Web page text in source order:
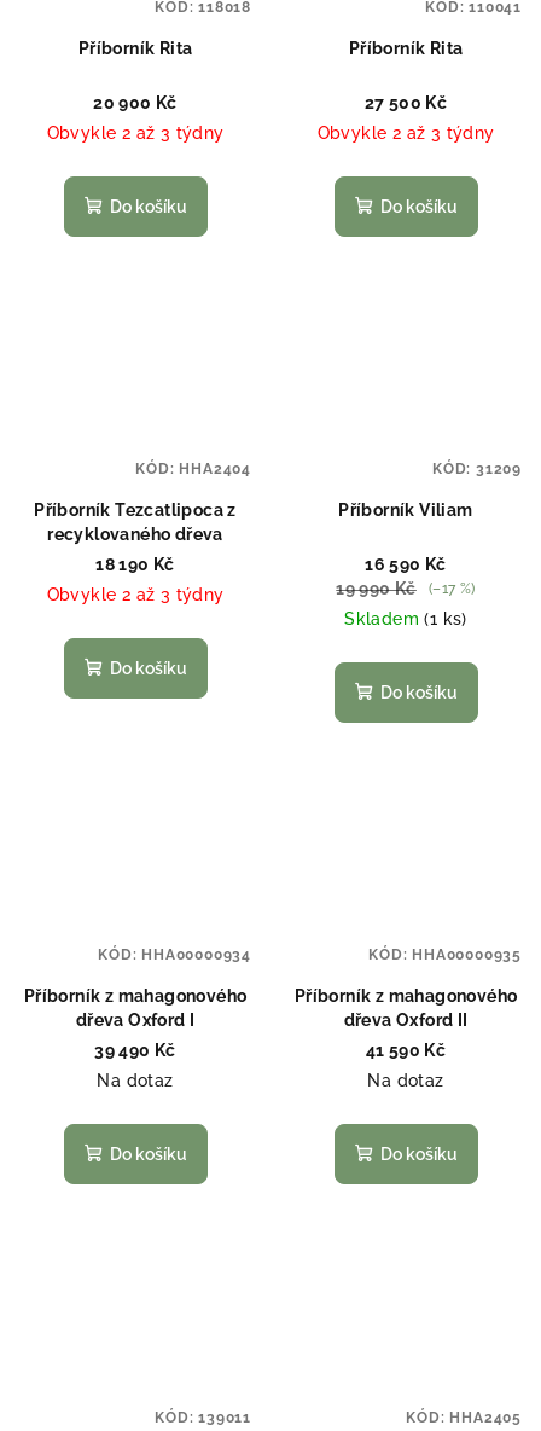
Příborník Rita
20 900 Kč
Obvykle 2 až 3 týdny
Do košíku
KÓD:118018
Příborník Rita
27 500 Kč
Obvykle 2 až 3 týdny
Do košíku
KÓD:110041
Příborník Tezcatlipoca z
recyklovaného dřeva
18 190 Kč
Obvykle 2 až 3 týdny
Do košíku
KÓD: HHA2404
Příborník Viliam
16 590 Kč
19 990 Kč
(–17 %)
Skladem(1 ks)
Do košíku
KÓD: 31209
Příborník z mahagonového
dřeva Oxford I
39 490 Kč
Na dotaz
Do košíku
KÓD: HHA00000934
Příborník z mahagonového
dřeva Oxford II
41 590 Kč
Na dotaz
Do košíku
KÓD: HHA00000935
KÓD:139011 KÓD: HHA2405